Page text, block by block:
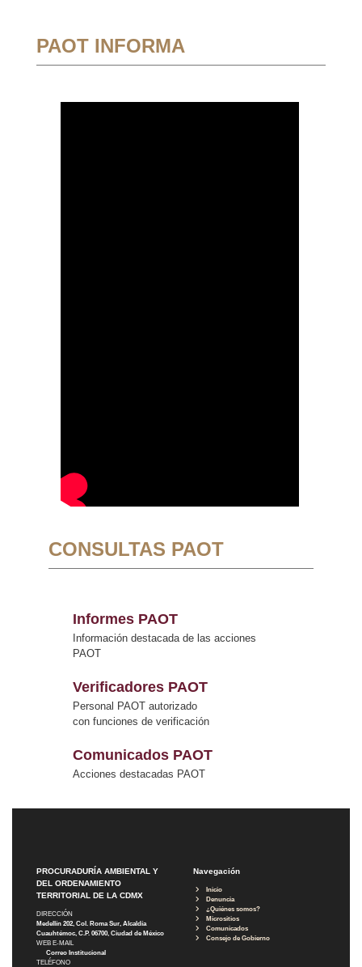
PAOT INFORMA
CONSULTAS PAOT
Informes PAOT
Información destacada de las acciones
PAOT
Verificadores PAOT
Personal PAOT autorizado
con funciones de verificación
Comunicados PAOT
Acciones destacadas PAOT
PROCURADURÍA AMBIENTAL Y
DEL ORDENAMIENTO
TERRITORIAL DE LA CDMX
DIRECCIÓN
Medellín 202, Col. Roma Sur, Alcaldía
Cuauhtémoc, C.P. 06700, Ciudad de México
WEB E-MAIL
Correo Institucional
TELÉFONO
Navegación
Inicio
Denuncia
¿Quiénes somos?
Micrositios
Comunicados
Consejo de Gobierno